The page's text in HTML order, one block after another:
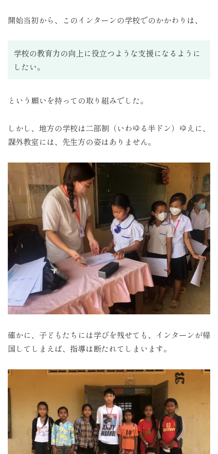
開始当初から、このインターンの学校でのかかわりは、
学校の教育力の向上に役立つような支援になるように
したい。
という願いを持っての取り組みでした。
しかし、地方の学校は二部制（いわゆる半ドン）ゆえに、
課外教室には、先生方の姿はありません。
確かに、子どもたちには学びを残せても、インターンが帰
国してしまえば、指導は断たれてしまいます。